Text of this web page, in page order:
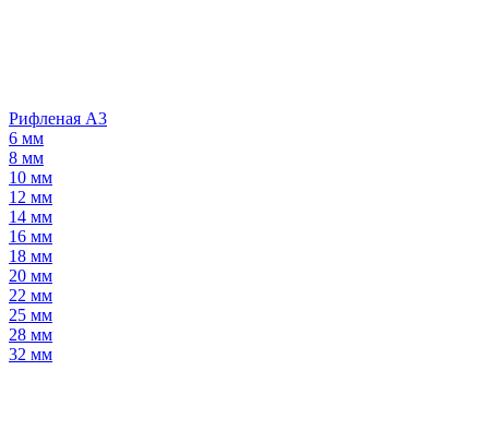
Рифленая А3
6 мм
8 мм
10 мм
12 мм
14 мм
16 мм
18 мм
20 мм
22 мм
25 мм
28 мм
32 мм